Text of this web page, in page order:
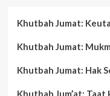
Khutbah Jumat:
Khutbah Jumat:
Khutbah Jumat: Hak